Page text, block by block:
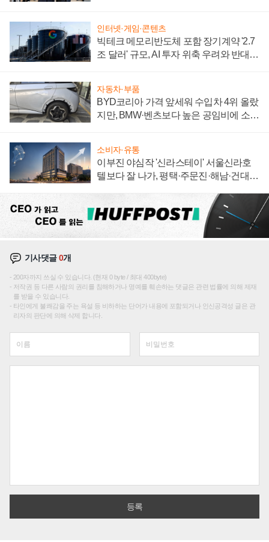
인터넷·게임·콘텐츠
빅테크 메모리반도체 포함 장기계약 '2.7
조 달러' 규모, AI 투자 위축 우려와 반대
자동차·부품
BYD코리아 가격 앞세워 수입차 4위 올랐
지만, BMW·벤츠보다 높은 공임비에 소비
소비자·유통
이부진 야심작 '신라스테이' 서울신라호
텔보다 잘 나가, 평택·주문진·해남·건대로
기사댓글0개
200자까지 쓰실 수 있습니다. (현재 0 byte / 최대 400byte)
저작권 등 다른 사람의 권리를 침해하거나 명예를 훼손하는 댓글은 관련 법률에 의해 제재
를 받을 수 있습니다.
타인에게 불쾌감을 주는 욕설 등 비하하는 단어가 내용에 포함되거나 인신공격성 글은 관
리자의 판단에 의해 삭제 합니다.